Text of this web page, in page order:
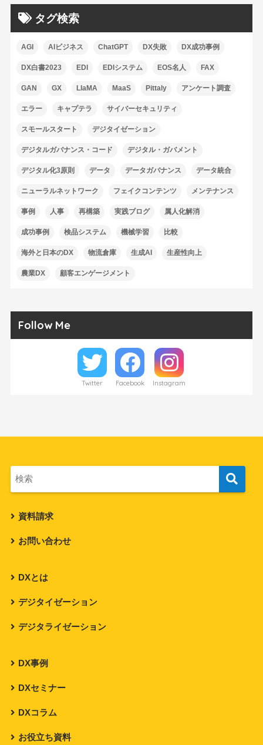
タグ検索
AGI AIビジネス ChatGPT DX失敗 DX成功事例
DX白書2023 EDI EDIシステム EOS名人 FAX
GAN GX LlaMA MaaS Pittaly アンケート調査
エラー キャプテラ サイバーセキュリティ
スモールスタート デジタイゼーション
デジタルガバナンス・コード デジタル・ガバメント
デジタル化3原則 データ データガバナンス データ統合
ニューラルネットワーク フェイクコンテンツ メンテナンス
事例 人事 再構築 実践ブログ 属人化解消
成功事例 検品システム 機械学習 比較
海外と日本のDX 物流倉庫 生成AI 生産性向上
農業DX 顧客エンゲージメント
Follow Me
Twitter Facebook Instagram
資料請求
お問い合わせ
DXとは
デジタイゼーション
デジタライゼーション
DX事例
DXセミナー
DXコラム
お役立ち資料